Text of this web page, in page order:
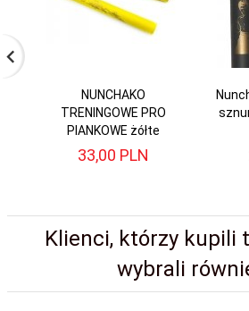
NUNCHAKO
TRENINGOWE PRO
PIANKOWE żółte
33,00 PLN
Klienci, którzy kupili
wybrali